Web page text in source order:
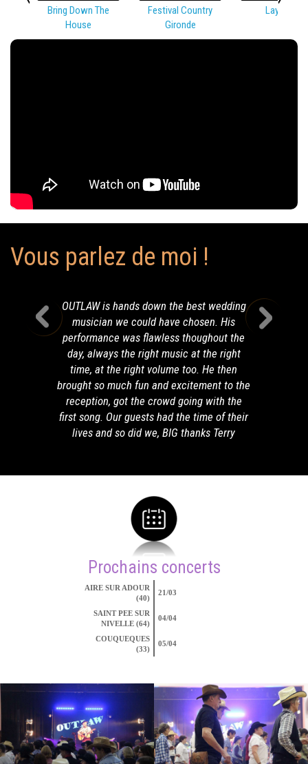
Bring Down The
House
Festival Country
Gironde
Lay Low
Vous parlez de moi !
OUTLAW is hands down the best wedding
musician we could have chosen. His
performance was flawless thoughout the
day, always the right music at the right
time, at the right volume too. He then
brought so much fun and excitement to the
reception, got the crowd going with the
first song. Our guests had the time of their
lives and so did we, BIG thanks Terry
Prochains concerts
AIRE SUR ADOUR
(40)
21/03
SAINT PEE SUR
NIVELLE (64)
04/04
COUQUEQUES
(33)
05/04